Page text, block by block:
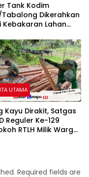
Tank Kodim
Tabalong Dikerahkan
Kebakaran Lahan
UTAMA
Kayu Dirakit, Satgas
Reguler Ke-129
RTLH Milik Warga
Required fields are